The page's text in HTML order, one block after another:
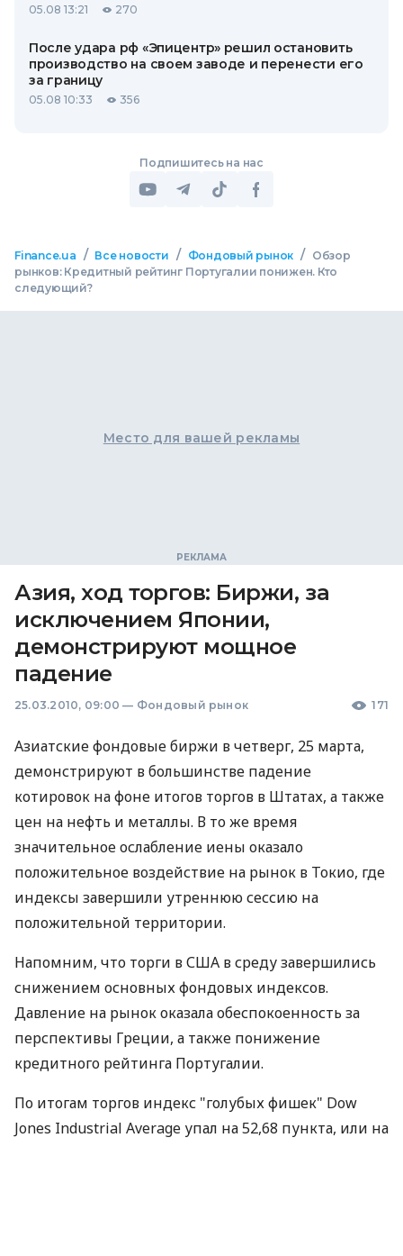
05.08 13:21 270
После удара рф «Эпицентр» решил остановить
производство на своем заводе и перенести его
за границу
05.08 10:33 356
Подпишитесь на нас
Finance.ua / Все новости / Фондовый рынок /
Обзор
рынков: Кредитный рейтинг Португалии понижен. Кто
следующий?
Место для вашей рекламы
Азия, ход торгов: Биржи, за
исключением Японии,
демонстрируют мощное
падение
25.03.2010, 09:00 — Фондовый рынок 171
Азиатские фондовые биржи в четверг, 25 марта,
демонстрируют в большинстве падение
котировок на фоне итогов торгов в Штатах, а также
цен на нефть и металлы. В то же время
значительное ослабление иены оказало
положительное воздействие на рынок в Токио, где
индексы завершили утреннюю сессию на
положительной территории.
Напомним, что торги в США в среду завершились
снижением основных фондовых индексов.
Давление на рынок оказала обеспокоенность за
перспективы Греции, а также понижение
кредитного рейтинга Португалии.
По итогам торгов индекс "голубых фишек" Dow
Jones Industrial Average упал на 52,68 пункта, или на